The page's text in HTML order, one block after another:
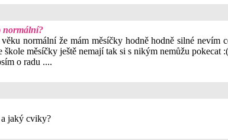
normální?
normální že mám měsíčky hodně hodně silné
měsíčky ještě nemají tak si s nikým nemůžu
o radu ....
jaký cviky?